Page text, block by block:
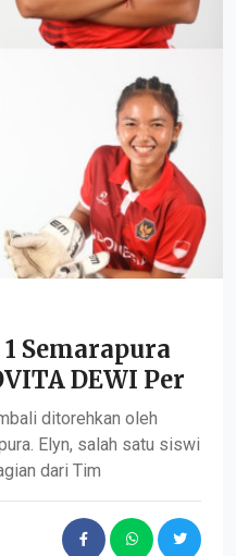
Semarapura
DEWI Per
ditorehkan oleh
Elyn, salah satu siswi
dari Tim